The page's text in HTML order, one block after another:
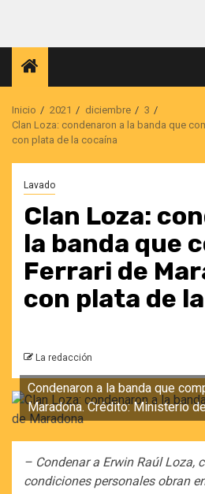
contenido
Inicio 2021 diciembre
3
Clan Loza: condenaron a la banda que
con plata de la cocaína
Lavado
Clan Loza:
la banda que
Ferrari de
con plata de
La redacción
Condenaron a la banda que
Maradona. Crédito: Ministerio
– Condenar a Erwin Raúl Loza,
condiciones personales obran